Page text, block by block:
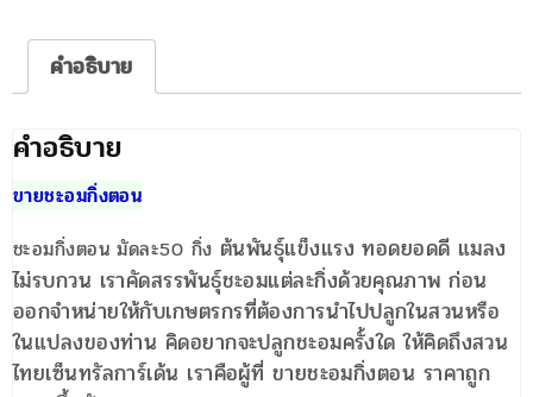
คำอธิบาย
คำอธิบาย
ขายชะอมกิ่งตอน
ชะอมกิ่งตอน มัดละ50 กิ่ง ต้นพันธุ์แข็งแรง ทอดยอดดี แมลง
ไม่รบกวน เราคัดสรรพันธุ์ชะอมแต่ละกิ่งด้วยคุณภาพ ก่อน
ออกจำหน่ายให้กับเกษตรกรที่ต้องการนำไปปลูกในสวนหรือ
ในแปลงของท่าน คิดอยากจะปลูกชะอมครั้งใด ให้คิดถึงสวน
ไทยเซ็นทรัลการ์เด้น เราคือผู้ที่ ขายชะอมกิ่งตอน ราคาถูก